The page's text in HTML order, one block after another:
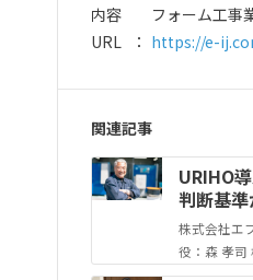
内容
フォーム工事
URL
https://e-
関連記事
URIHO
判断基準
株式会社エ
役：森 孝司